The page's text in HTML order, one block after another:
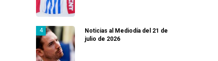
Noticias al Mediodía del 21 de
julio de 2026